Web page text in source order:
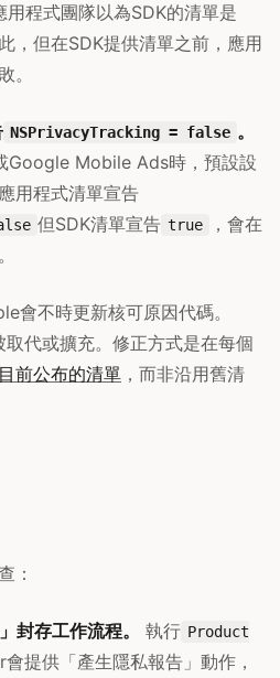
用程式團隊以為SDK的清單是
，但在SDK提供清單之前，應用
。
NSPrivacyTracking = false 。
Google Mobile Ads時，預設設
用程式清單宣告
但SDK清單宣告 true
，會在
會不時更新核可原因代碼。
代或擴充。修正方式是在每個
目前公布的清單 ，而非沿用舊清
：
封存工作流程。 執行 Product
提供「產生隱私報告」動作，